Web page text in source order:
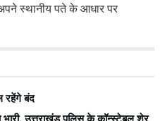
स्थानीय पते के आधार पर
रहेंगे बंद